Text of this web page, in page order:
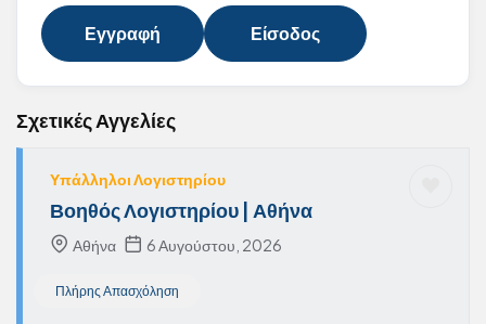
Εγγραφή Είσοδος
Σχετικές Αγγελίες
Υπάλληλοι Λογιστηρίου
Βοηθός Λογιστηρίου | Αθήνα
Αθήνα 6 Αυγούστου, 2026
Πλήρης Απασχόληση